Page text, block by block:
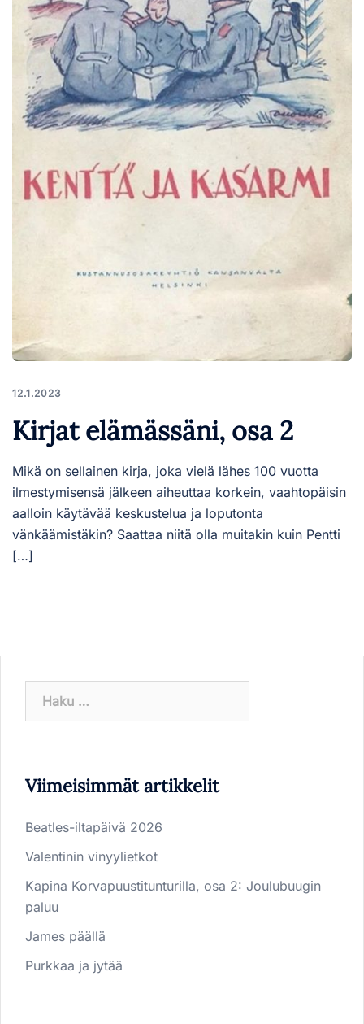
12.1.2023
Kirjat elämässäni, osa 2
Mikä on sellainen kirja, joka vielä lähes 100 vuotta
ilmestymisensä jälkeen aiheuttaa korkein, vaahtopäisin
aalloin käytävää keskustelua ja loputonta
vänkäämistäkin? Saattaa niitä olla muitakin kuin Pentti
[…]
Viimeisimmät artikkelit
Beatles-iltapäivä 2026
Valentinin vinyylietkot
Kapina Korvapuustitunturilla, osa 2: Joulubuugin
paluu
James päällä
Purkkaa ja jytää